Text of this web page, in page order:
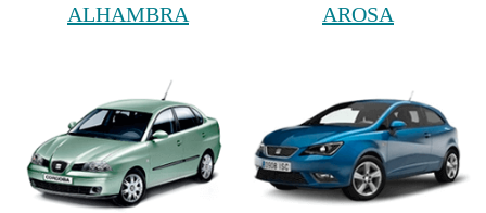
ALHAMBRA AROSA